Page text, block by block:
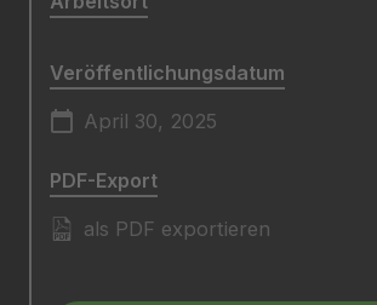
Veröffentlichungsdatum
April 30, 2025
PDF-Export
als PDF exportieren